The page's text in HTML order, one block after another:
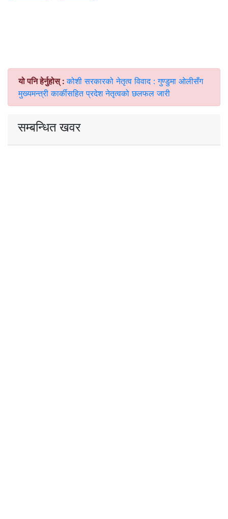
यो पनि हेर्नुहोस् :कोशी सरकारको नेतृत्व विवाद : गुण्डुमा ओलीसँग
मुख्यमन्त्री कार्कीसहित प्रदेश नेतृत्वको छलफल जारी
सम्बन्धित खवर